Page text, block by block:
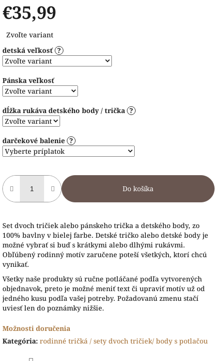
€35,99
cena:
Zvoľte variant
detská veľkosť ?
Pánska veľkosť
dĺžka rukáva detského body / trička ?
darčekové balenie ?
Do košíka
Set dvoch tričiek alebo pánskeho trička a detského body, zo
100% bavlny v bielej farbe. Detské tričko alebo detské body je
možné vybrať si buď s krátkymi alebo dlhými rukávmi.
Obľúbený rodinný motív zaručene poteší všetkých, ktorí chcú
vynikať.
Všetky naše produkty sú ručne potláčané podľa vytvorených
objednavok, preto je možné meniť text či upraviť motív už od
jedného kusu podľa vašej potreby. Požadovanú zmenu stačí
uviesť len do poznámky nižšie.
Možnosti doručenia
Kategória: rodinné tričká / sety dvoch tričiek/ body s potlačou